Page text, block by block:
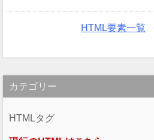
HTML要素一覧
カテゴリー
HTMLタグ